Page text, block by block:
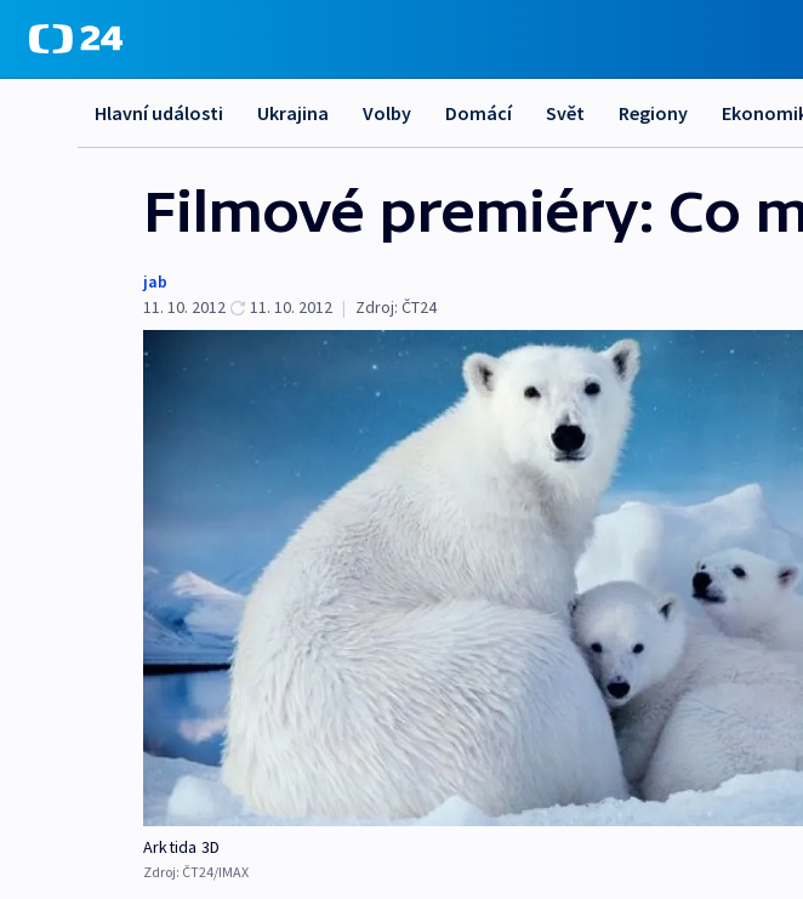
Hlavní události Ukrajina Volby Domácí Svět Regiony
Filmové premiéry: Co
jab
11. 10. 2012
11. 10. 2012 | Zdroj: ČT24
Arktida 3D
Zdroj: ČT24/IMAX